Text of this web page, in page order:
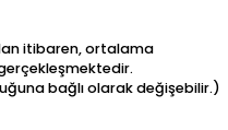
itibaren, ortalama
bağlı olarak değişebilir.)